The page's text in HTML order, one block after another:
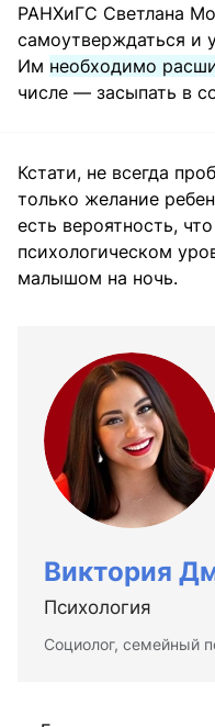
РАНХиГС Светлана
самоутверждаться и
Им необходимо
числе — засыпать в
Кстати, не всегда
только желание
есть вероятность,
психологическом
малышом на ночь.
Виктория
Психология
Социолог, семейный